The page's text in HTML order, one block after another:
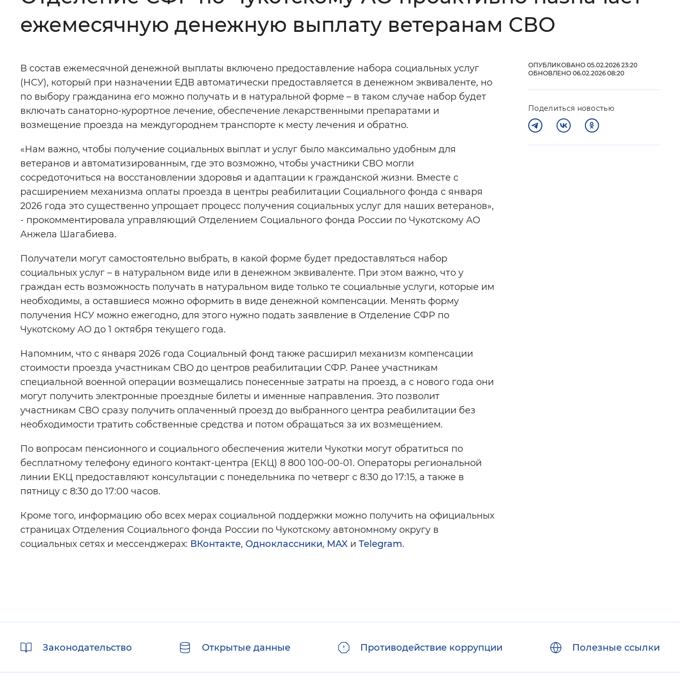
Цвет сайта: Монохромный Инверсивный монохромный Синий фон
Изображения: Включены Выключены
Звуковой ассистент: Воспроизвести Остановить Повторить
Вернуть стандартные настройки
ежемесячную денежную выплату ветеранам СВО
В состав ежемесячной денежной выплаты включено предоставление набора социальных услуг
(НСУ), который при назначении ЕДВ автоматически предоставляется в денежном эквиваленте, но
по выбору гражданина его можно получать и в натуральной форме – в таком случае набор будет
включать санаторно-курортное лечение, обеспечение лекарственными препаратами и
возмещение проезда на междугороднем транспорте к месту лечения и обратно.
«Нам важно, чтобы получение социальных выплат и услуг было максимально удобным для
ветеранов и автоматизированным, где это возможно, чтобы участники СВО могли
сосредоточиться на восстановлении здоровья и адаптации к гражданской жизни. Вместе с
расширением механизма оплаты проезда в центры реабилитации Социального фонда с января
2026 года это существенно упрощает процесс получения социальных услуг для наших ветеранов»,
- прокомментировала управляющий Отделением Социального фонда России по Чукотскому АО
Анжела Шагабиева.
Получатели могут самостоятельно выбрать, в какой форме будет предоставляться набор
социальных услуг – в натуральном виде или в денежном эквиваленте. При этом важно, что у
граждан есть возможность получать в натуральном виде только те социальные услуги, которые им
необходимы, а оставшиеся можно оформить в виде денежной компенсации. Менять форму
получения НСУ можно ежегодно, для этого нужно подать заявление в Отделение СФР по
Чукотскому АО до 1 октября текущего года.
Напомним, что с января 2026 года Социальный фонд также расширил механизм компенсации
стоимости проезда участникам СВО до центров реабилитации СФР. Ранее участникам
специальной военной операции возмещались понесенные затраты на проезд, а с нового года они
могут получить электронные проездные билеты и именные направления. Это позволит
участникам СВО сразу получить оплаченный проезд до выбранного центра реабилитации без
необходимости тратить собственные средства и потом обращаться за их возмещением.
По вопросам пенсионного и социального обеспечения жители Чукотки могут обратиться по
бесплатному телефону единого контакт-центра (ЕКЦ) 8 800 100-00-01. Операторы региональной
линии ЕКЦ предоставляют консультации с понедельника по четверг с 8:30 до 17:15, а также в
пятницу с 8:30 до 17:00 часов.
Кроме того, информацию обо всех мерах социальной поддержки можно получить на официальных
страницах Отделения Социального фонда России по Чукотскому автономному округу в
социальных сетях и мессенджерах: ВКонтакте, Одноклассники, MAX и Telegram.
ОПУБЛИКОВАНО 05.02.2026 23:20
ОБНОВЛЕНО 06.02.2026 08:20
Поделиться новостью
ссылкиЗаконодательство Открытые данные Противодействие коррупции Полезные ссылки